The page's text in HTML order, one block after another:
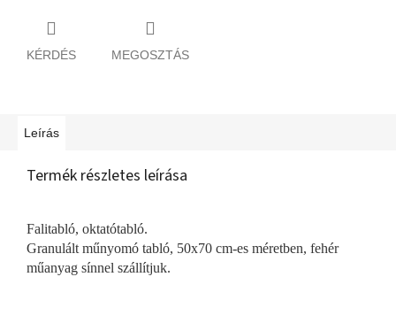
KÉRDÉS MEGOSZTÁS
Leírás
Termék részletes leírása
Falitabló, oktatótabló.
Granulált műnyomó tabló, 50x70 cm-es méretben, fehér
műanyag sínnel szállítjuk.